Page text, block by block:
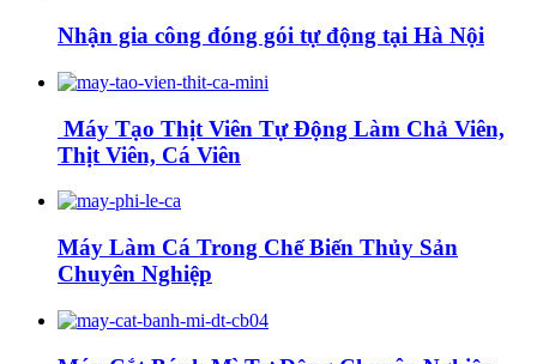
Nhận gia công đóng gói tự động tại Hà Nội
Máy Tạo Thịt Viên Tự Động Làm Chả Viên,
Thịt Viên, Cá Viên
Máy Làm Cá Trong Chế Biến Thủy Sản
Chuyên Nghiệp